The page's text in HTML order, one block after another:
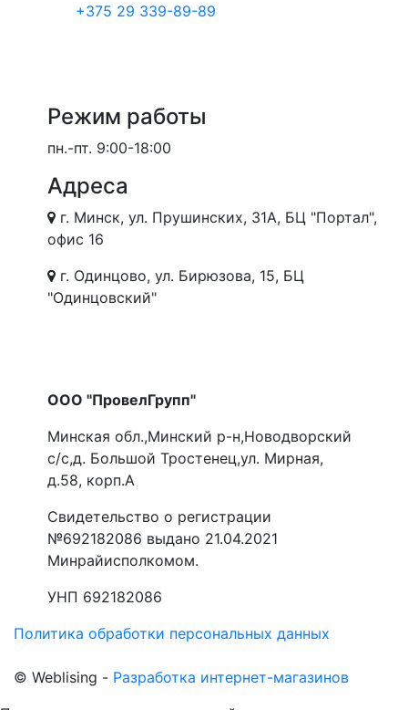
+375 29 339-89-89
Режим работы
пн.-пт. 9:00-18:00
Адреса
г. Минск, ул. Прушинских, 31А, БЦ "Портал",
офис 16
г. Одинцово, ул. Бирюзова, 15, БЦ
"Одинцовский"
ООО "ПровелГрупп"
Минская обл.,Минский р-н,Новодворский
с/с,д. Большой Тростенец,ул. Мирная,
д.58, корп.А
Свидетельство о регистрации
№692182086 выдано 21.04.2021
Минрайисполкомом.
УНП 692182086
© Weblising - Разработка интернет-магазинов
Политика обработки персональных данных